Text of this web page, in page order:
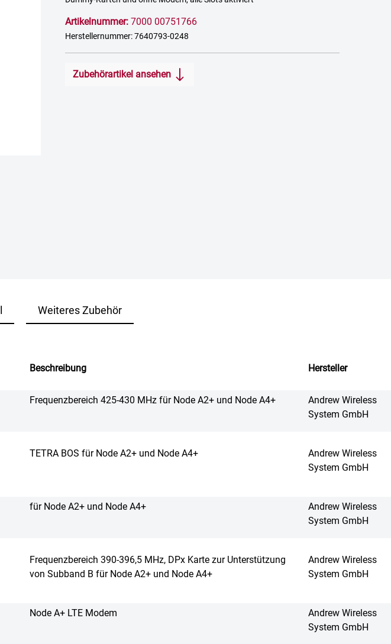
Artikelnummer: 7000 00751766
Herstellernummer: 7640793-0248
Zubehörartikel ansehen
Weiteres Zubehör
Beschreibung Hersteller
Frequenzbereich 425-430 MHz für Node A2+ und Node A4+
Andrew Wireless
System GmbH
TETRA BOS für Node A2+ und Node A4+
Andrew Wireless
System GmbH
für Node A2+ und Node A4+
Andrew Wireless
System GmbH
Frequenzbereich 390-396,5 MHz, DPx Karte zur Unterstützung
von Subband B für Node A2+ und Node A4+
Andrew Wireless
System GmbH
Node A+ LTE Modem
Andrew Wireless
System GmbH